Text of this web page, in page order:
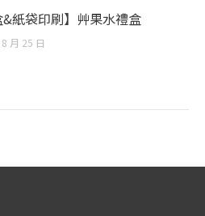
&紙袋印刷】艸果水禮盒
月 25 日